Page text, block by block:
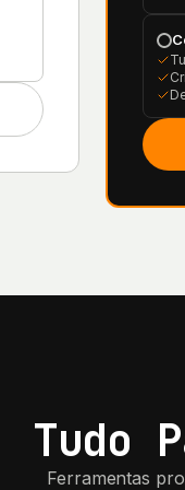
Tudo
Ferramentas